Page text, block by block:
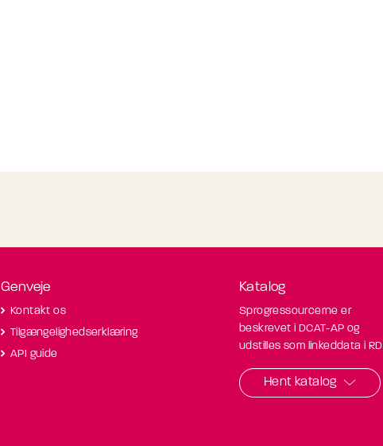
Genveje
Kontakt os
Tilgængelighedserklæring
API guide
Katalog
Sprogressourcerne er
beskrevet i DCAT-AP og
udstilles som linkeddata i
Hent katalog